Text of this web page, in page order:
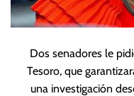
Dos senadores le
Tesoro, que
una investigación